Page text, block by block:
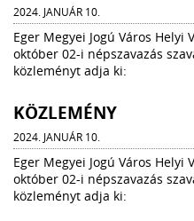
2024. JANUÁR 10.
Eger Megyei Jogú Város Helyi
október 02-i népszavazás
közleményt adja ki:
KÖZLEMÉNY
2024. JANUÁR 10.
Eger Megyei Jogú Város Helyi
október 02-i népszavazás
közleményt adja ki: